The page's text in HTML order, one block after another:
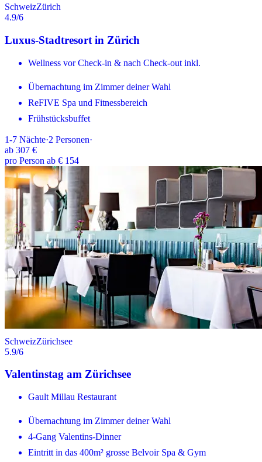
SchweizZürich
4.9/6
Luxus-Stadtresort in Zürich
Wellness vor Check-in & nach Check-out inkl.
Übernachtung im Zimmer deiner Wahl
ReFIVE Spa und Fitnessbereich
Frühstücksbuffet
1-7 Nächte·2 Personen·
ab 307 €
pro Person ab € 154
SchweizZürichsee
5.9/6
Valentinstag am Zürichsee
Gault Millau Restaurant
Übernachtung im Zimmer deiner Wahl
4-Gang Valentins-Dinner
Eintritt in das 400m² grosse Belvoir Spa & Gym